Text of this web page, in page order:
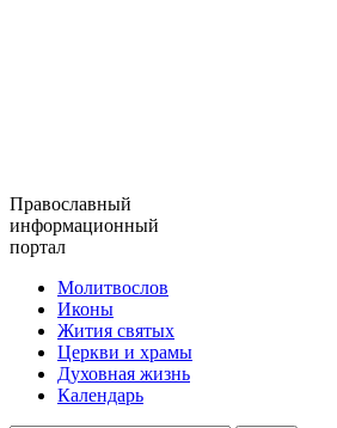
Православный
информационный
портал
Молитвослов
Иконы
Жития святых
Церкви и храмы
Духовная жизнь
Календарь